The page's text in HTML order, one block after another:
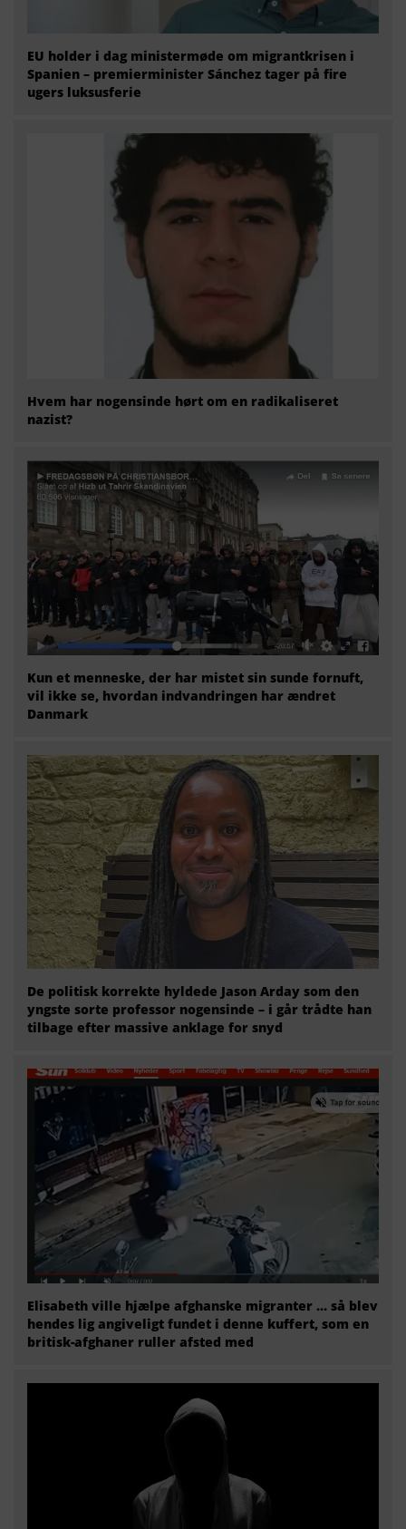
EU holder i dag ministermøde om migrantkrisen i
Spanien – premierminister Sánchez tager på fire
ugers luksusferie
Hvem har nogensinde hørt om en radikaliseret
nazist?
Kun et menneske, der har mistet sin sunde fornuft,
vil ikke se, hvordan indvandringen har ændret
Danmark
De politisk korrekte hyldede Jason Arday som den
yngste sorte professor nogensinde – i går trådte han
tilbage efter massive anklage for snyd
Elisabeth ville hjælpe afghanske migranter … så blev
hendes lig angiveligt fundet i denne kuffert, som en
britisk-afghaner ruller afsted med